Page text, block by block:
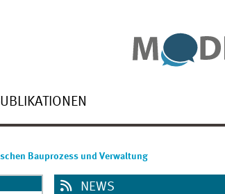
Bauprozess und Verwaltung
NEWS